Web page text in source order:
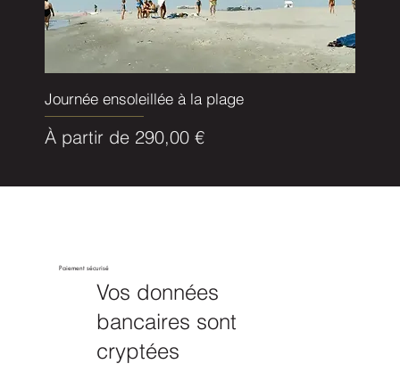
Journée ensoleillée à la plage
À partir de 290,00 €
Prix promotionnel
Paiement sécurisé
Vos données
bancaires sont
cryptées